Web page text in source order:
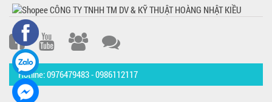
Hotline: 0976479483 - 0986112117